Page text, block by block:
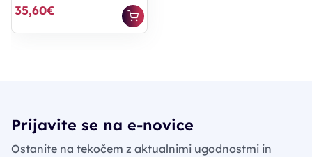
35,60€
Prijavite se na e-novice
Ostanite na tekočem z aktualnimi ugodnostmi in